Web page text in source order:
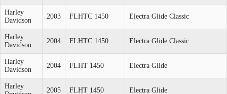
Harley
Davidson
2003 FLHTC 1450 Electra Glide Classic
Harley
Davidson
2004 FLHTC 1450 Electra Glide Classic
Harley
Davidson
2004 FLHT 1450 Electra Glide
Harley
2005 FLHT 1450 Electra Glide